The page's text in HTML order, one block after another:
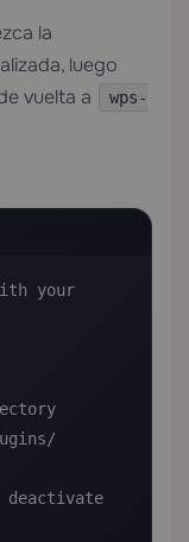
la
luego
vuelta a
wps-
your
deactivate